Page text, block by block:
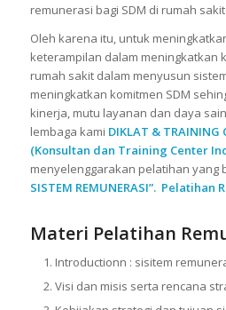
remunerasi bagi SDM di rumah
Oleh karena itu, untuk
keterampilan dalam meningkatkan
rumah sakit dalam menyusun
meningkatkan komitmen SDM
kinerja, mutu layanan dan daya
lembaga kami DIKLAT & TRAINING
(Konsultan dan Training Center
menyelenggarakan pelatihan yang
SISTEM REMUNERASI”. Pelatihan
Materi Pelatihan
Introductionn : sisitem
Visi dan misis serta rencana